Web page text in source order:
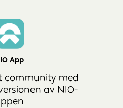
App
community med
av NIO-